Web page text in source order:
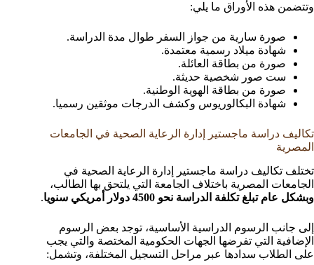
وتتضمن هذه الأوراق ما يلي:
صورة سارية من جواز السفر طوال مدة الدراسة.
شهادة ميلاد رسمية معتمدة.
صورة من بطاقة العائلة.
ست صور شخصية حديثة.
صورة من بطاقة الهوية الوطنية.
شهادة البكالوريوس وكشف الدرجات موثقين رسميا.
تكاليف دراسة ماجستير إدارة الرعاية الصحية في الجامعات
المصرية
تختلف تكاليف دراسة ماجستير إدارة الرعاية الصحية في
الجامعات المصرية باختلاف الجامعة التي يلتحق بها الطالب،
وبشكل عام تبلغ تكلفة الدراسة نحو 4500 دولار أمريكي سنويا
.
إلى جانب الرسوم الدراسية الأساسية، توجد بعض الرسوم
الإضافية التي تفرضها الجهات الحكومية المختصة والتي يجب
على الطلاب سدادها عبر مراحل التسجيل المختلفة، وتشمل: